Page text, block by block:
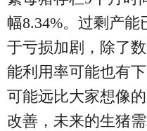
幅8.34%。过剩产
于亏损加剧，除了
能利用率可能也有
可能远比大家想像
改善，未来的生猪